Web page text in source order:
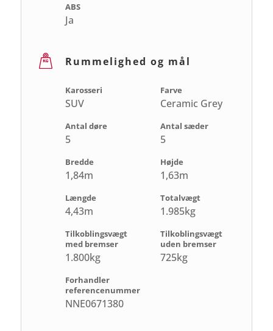
ABS
Ja
Rummelighed og mål
Karosseri
SUV
Farve
Ceramic Grey
Antal døre
5
Antal sæder
5
Bredde
1,84m
Højde
1,63m
Længde
4,43m
Totalvægt
1.985kg
Tilkoblingsvægt
med bremser
1.800kg
Tilkoblingsvægt
uden bremser
725kg
Forhandler
referencenummer
NNE0671380